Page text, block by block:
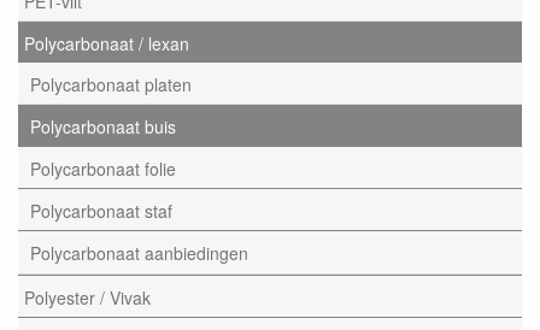
Polycarbonaat / lexan
Polycarbonaat platen
Polycarbonaat buis
Polycarbonaat folie
Polycarbonaat staf
Polycarbonaat aanbiedingen
Polyester / Vivak